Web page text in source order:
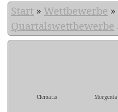
Start » Wettbewerbe »
Quartalswettbewerbe
Clematis